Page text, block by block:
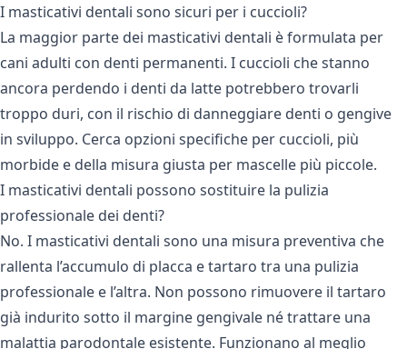
I masticativi dentali sono sicuri per i cuccioli?
La maggior parte dei masticativi dentali è formulata per
cani adulti con denti permanenti. I cuccioli che stanno
ancora perdendo i denti da latte potrebbero trovarli
troppo duri, con il rischio di danneggiare denti o gengive
in sviluppo. Cerca opzioni specifiche per cuccioli, più
morbide e della misura giusta per mascelle più piccole.
I masticativi dentali possono sostituire la pulizia
professionale dei denti?
No. I masticativi dentali sono una misura preventiva che
rallenta l’accumulo di placca e tartaro tra una pulizia
professionale e l’altra. Non possono rimuovere il tartaro
già indurito sotto il margine gengivale né trattare una
malattia parodontale esistente. Funzionano al meglio